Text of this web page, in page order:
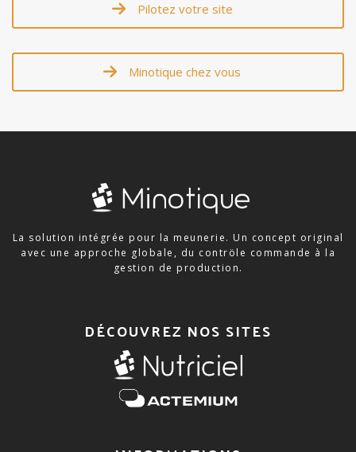
Pilotez votre site
Minotique chez vous
La solution intégrée pour la meunerie. Un concept original
avec une approche globale, du contröle commande à la
gestion de production.
DÉCOUVREZ NOS SITES